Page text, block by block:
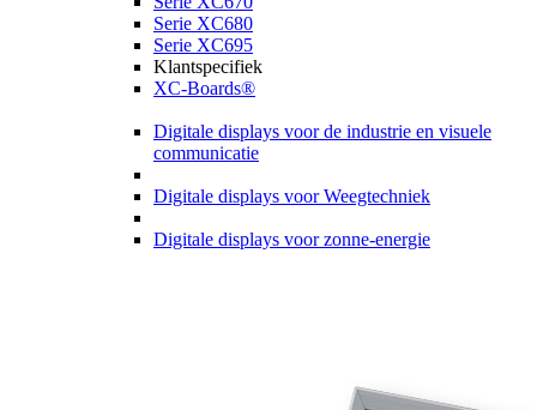
Serie XC680
Serie XC695
Klantspecifiek
XC-Boards®
Digitale displays voor de industrie en visuele
communicatie
Digitale displays voor Weegtechniek
Digitale displays voor zonne-energie